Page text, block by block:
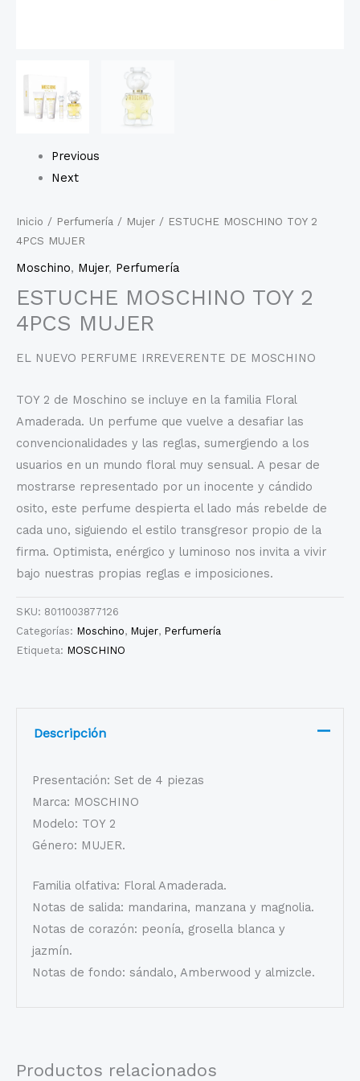
Previous
Next
Inicio / Perfumería / Mujer / ESTUCHE MOSCHINO TOY 2
4PCS MUJER
Moschino, Mujer, Perfumería
ESTUCHE MOSCHINO TOY 2
4PCS MUJER
EL NUEVO PERFUME IRREVERENTE DE MOSCHINO
TOY 2 de Moschino se incluye en la familia Floral
Amaderada. Un perfume que vuelve a desafiar las
convencionalidades y las reglas, sumergiendo a los
usuarios en un mundo floral muy sensual. A pesar de
mostrarse representado por un inocente y cándido
osito, este perfume despierta el lado más rebelde de
cada uno, siguiendo el estilo transgresor propio de la
firma. Optimista, enérgico y luminoso nos invita a vivir
bajo nuestras propias reglas e imposiciones.
SKU: 8011003877126
Categorías: Moschino, Mujer, Perfumería
Etiqueta: MOSCHINO
Descripción
Presentación: Set de 4 piezas
Marca: MOSCHINO
Modelo: TOY 2
Género: MUJER.
Familia olfativa: Floral Amaderada.
Notas de salida: mandarina, manzana y magnolia.
Notas de corazón: peonía, grosella blanca y
jazmín.
Notas de fondo: sándalo, Amberwood y almizcle.
Productos relacionados